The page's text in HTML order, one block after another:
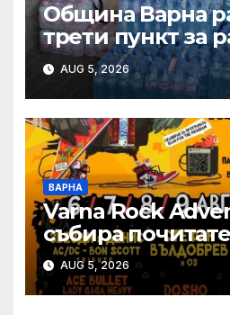
Община Варна
трети пункт за
минерална вода
AUG 5, 2026
ВАРНА
Varna Rock
събира
рока от 6 до 9
Аспарухов парк
AUG 5, 2026